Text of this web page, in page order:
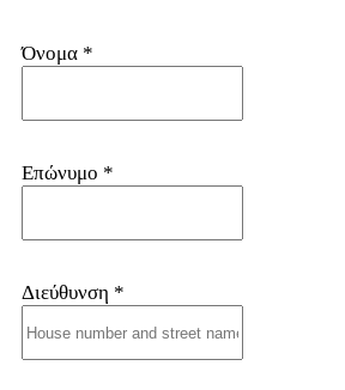
Όνομα *
Επώνυμο *
Διεύθυνση *